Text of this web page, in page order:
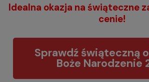
Idealna okazja na świąteczne
cenie!
Sprawdź świąteczną
Boże Narodzenie